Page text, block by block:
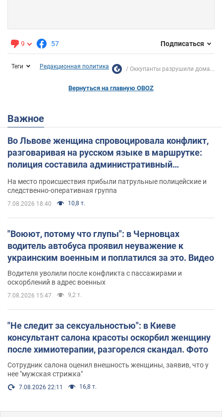
9 57 Подписаться
Теги Редакционная политика Оккупанты разрушили дома...
Вернуться на главную OBOZ
Важное
Во Львове женщина спровоцировала конфликт,
разговаривая на русском языке в маршрутке:
полиция составила административный
На место происшествия прибыли патрульные полицейские и
следственно-оперативная группа
7.08.2026 18:40 10,8 т.
"Воюют, потому что глупы": в Черновцах
водитель автобуса проявил неуважение к
украинским военным и поплатился за это. Видео
Водителя уволили после конфликта с пассажирами и
оскорблений в адрес военных
7.08.2026 15:47 9,2 т.
"Не следит за сексуальностью": в Киеве
консультант салона красоты оскорбил женщину
после химиотерапии, разгорелся скандал. Фото
Сотрудник салона оценил внешность женщины, заявив, что у
нее "мужская стрижка"
7.08.2026 22:11 16,8 т.